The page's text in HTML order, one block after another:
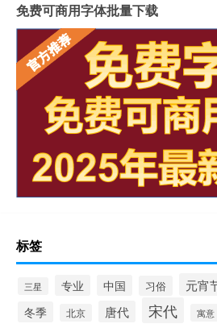
免费可商用字体批量下载
标签
三星 专业 中国 习俗 元宵
冬季 北京 唐代 宋代 寓意